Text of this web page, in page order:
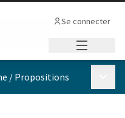
Se connecter
/ Propositions